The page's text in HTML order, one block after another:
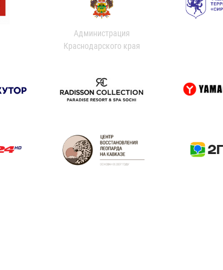
Администрация
Краснодарского края